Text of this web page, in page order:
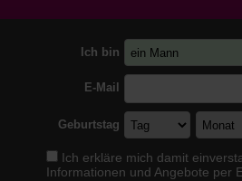
Ich bin
E-Mail
Geburtstag
Ich erkläre mich damit
Informationen und Angebote per